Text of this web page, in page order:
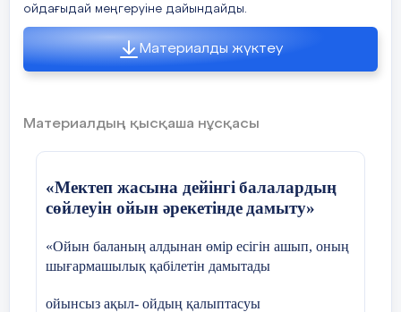
ойдағыдай меңгеруіне дайындайды.
Материалды жүктеу
Материалдың қысқаша нұсқасы
«Мектеп жасына дейінгі балалардың
сөйлеуін ойын әрекетінде дамыту»
«Ойын баланың алдынан өмір есігін ашып, оның
шығармашылық қабілетін дамытады
ойынсыз ақыл- ойдың қалыптасуы